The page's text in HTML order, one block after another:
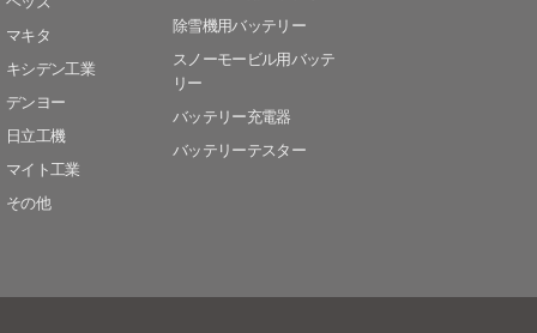
マキタ
キシデン工業
デンヨー
日立工機
マイト工業
その他
除雪機用バッテリー
スノーモービル用バッテ
リー
バッテリー充電器
バッテリーテスター